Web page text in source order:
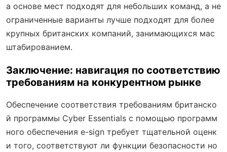
а основе мест подходят для небольших команд, а не
ограниченные варианты лучше подходят для более
крупных британских компаний, занимающихся мас
штабированием.
Заключение: навигация по соответствию
требованиям на конкурентном рынке
Обеспечение соответствия требованиям британско
й программы Cyber Essentials с помощью программ
ного обеспечения e-sign требует тщательной оценк
и того, соответствуют ли функции безопасности но